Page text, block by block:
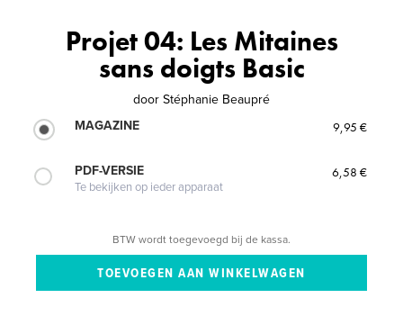
Projet 04: Les Mitaines
sans doigts Basic
door Stéphanie Beaupré
MAGAZINE
9,95 €
PDF-VERSIE
Te bekijken op ieder apparaat
6,58 €
BTW wordt toegevoegd bij de kassa.